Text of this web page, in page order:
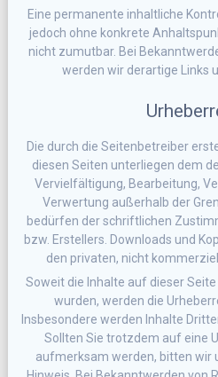
Eine permanente inhaltliche
jedoch ohne konkrete
nicht zumutbar. Bei
werden wir derartige Links
Die durch die Seitenbetreiber
diesen Seiten unterliegen dem
Vervielfältigung, Bearbeitung,
Verwertung außerhalb der
bedürfen der schriftlichen
bzw. Erstellers. Downloads und
den privaten, nicht
Soweit die Inhalte auf dieser
wurden, werden die
Insbesondere werden Inhalte
Sollten Sie trotzdem auf eine
aufmerksam werden, bitten wir